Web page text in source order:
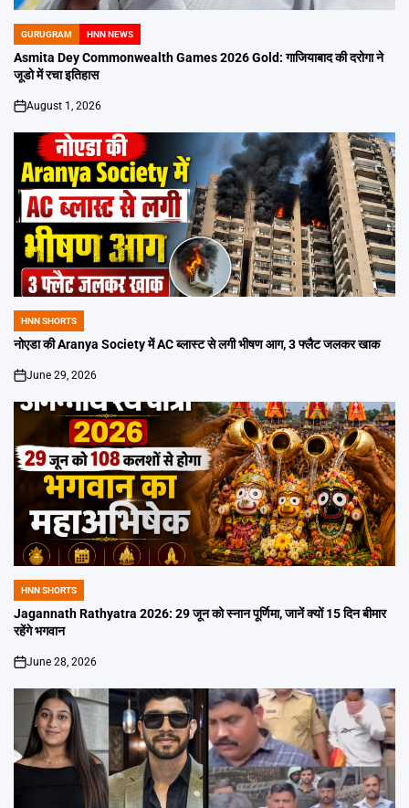
POSTED
IN
GURUGRAM HNN NEWS
Asmita Dey Commonwealth Games 2026 Gold: गाजियाबाद की दरोगा ने
जूडो में रचा इतिहास
on
August 1, 2026
POSTED
IN
HNN SHORTS
नोएडा की Aranya Society में AC ब्लास्ट से लगी भीषण आग, 3 फ्लैट जलकर खाक
on
June 29, 2026
POSTED
IN
HNN SHORTS
Jagannath Rathyatra 2026: 29 जून को स्नान पूर्णिमा, जानें क्यों 15 दिन बीमार
रहेंगे भगवान
on
June 28, 2026